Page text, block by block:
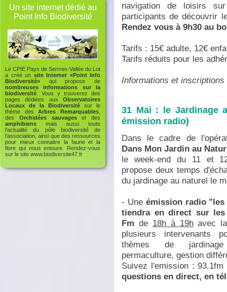
Un site internet dédié au
Point Info Biodiversité
Le CPIE Pays de Serrres-Vallée du Lot
a créé un site Internet «Point Info
Biodiversité» qui propose de
nombreuses informations sur la
biodiversité . Vous y trouverez des
pages dédiées aux Observatoires
Locaux de la Biodiversité sur le
thème desArbres Remarquables
des Orchidées sauvageset des
amphibiens mais aussi toute
l'actualité du pôle biodiversité de
l'association, ainsi que des ressources
pour mieux connaitre la faune et la
flore qui nous entoure. Rendez-vous
sur le site www.biodiversite47.fr
navigation de loisirs
participants de découvrir
Rendez vous à 9h30 au
Tarifs : 15€ adulte, 12€
Tarifs réduits pour les
Informations et
31 Mai : le Jardinage
émission radio)
Dans le cadre de
Dans Mon Jardin au
le week-end du 11 et
propose deux temps
du jardinage au naturel le
- Une émission radio
tiendra en direct sur
Fm de 18h à 19havec la
plusieurs intervenants
thèmes de
permaculture, gestion
Suivez l'emission :
questions en direct, en